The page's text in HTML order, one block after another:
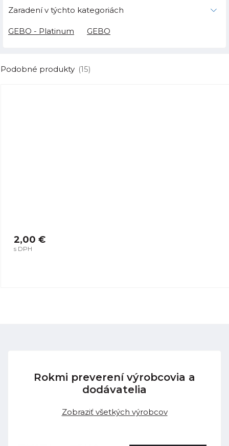
Zaradení v týchto kategoriách
GEBO - Platinum GEBO
Podobné produkty (15)
2,00 €
s DPH
Rokmi preverení výrobcovia a
dodávatelia
Zobraziť všetkých výrobcov